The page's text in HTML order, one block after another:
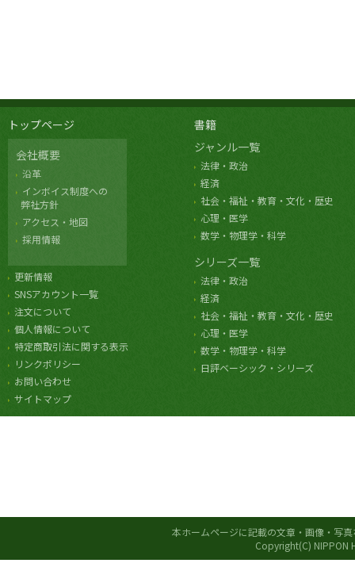
トップページ
会社概要
沿革
インボイス制度への
弊社方針
アクセス・地図
採用情報
更新情報
SNSアカウント一覧
注文について
個人情報について
特定商取引法に関する表示
リンクポリシー
お問い合わせ
サイトマップ
書籍
ジャンル一覧
法律・政治
経済
社会・福祉・教育・文化・歴史
心理・医学
数学・物理学・科学
シリーズ一覧
法律・政治
経済
社会・福祉・教育・文化・歴史
心理・医学
数学・物理学・科学
日評ベーシック・シリーズ
本ホームページに記載の文章・画像・写
Copyright(C) NIPPON